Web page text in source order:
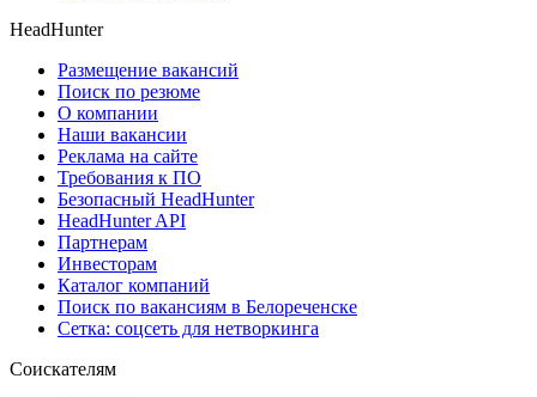
HeadHunter
Размещение вакансий
Поиск по резюме
О компании
Наши вакансии
Реклама на сайте
Требования к ПО
Безопасный HeadHunter
HeadHunter API
Партнерам
Инвесторам
Каталог компаний
Поиск по вакансиям в Белореченске
Сетка: соцсеть для нетворкинга
Соискателям